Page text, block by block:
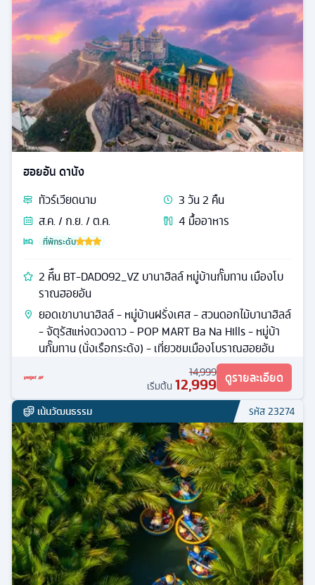
ฮอยอัน ดานัง
ทัวร์เวียดนาม 3วัน2 คืน
ส.ค. / ก.ย. / ต.ค.
4 มื้ออาหาร
ที่พักระดับ
2 คีืน BT-DAD092_VZ บานาฮิลล์ หมู่บ้านกั๊มทาน เมืองโบ
ราณฮอยอัน
ยอดเขาบานาฮิลล์ - หมู่บ้านฝรั่งเศส - สวนดอกไม้บานาฮิลล์
- จัตุรัสแห่งดวงดาว - POP MART Ba Na Hills - หมู่บ้า
นกั๊มทาน (นั่งเรือกระด้ง) - เที่ยวชมเมืองโบราณฮอยอัน
14,999
เริ่มต้น 12,999 ดูรายละเอียด
เน้นวัฒนธรรม รหัส23274